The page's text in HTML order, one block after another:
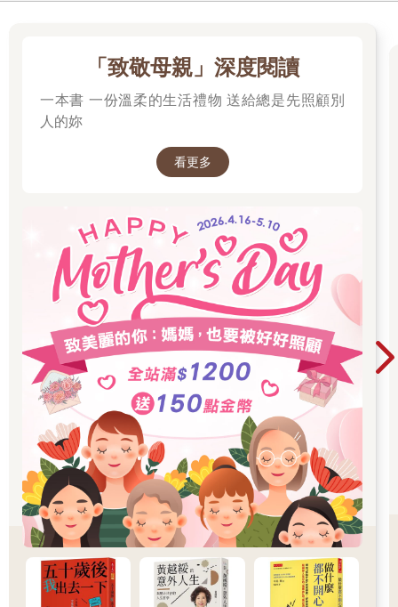
那些獨角鯨浮出海面，有幾隻頭朝下的游著，有一些正推擠著同
「牠們為什麼要敲長牙呢？」傑克說。
傑克大笑。
「其實科學家認為牠們可能利用長牙吸引配偶，或是交換訊
傑克看著獨角鯨在海中忽沉忽浮，試著計算牠們的數量：「一、
在海裡激烈的游來游去。
「怎麼了嗎？」安妮說。
「那個！」傑克說。
有片高高的背鰭穿過海灣，好像一面黑旗。
「是鯊魚嗎？」安妮大叫。
「不是，那樣子比鯊魚鰭大多了！」傑克說。
一頭巨大的鯨突然從海浪中一躍而出，露出黑色背部和白色腹
部。牠幾乎有一輛校車那麼大！那頭巨鯨「砰」的一聲落回海
中。
「是虎鯨——殺人鯨！」安妮大喊。
「而且不只一頭！」傑克說。
出現在海灣裡的巨大黑色背鰭，至少還有四片。那些殺人鯨正直
直游向獨角鯨群。
4 退後！
「快走，你們快走呀！」安妮對著獨角鯨大喊。她奔向海岸邊。
傑克跟著她跑。「快！快！快！」他用盡全力大叫。
獨角鯨再次潛入海面下。
虎鯨跟在牠們身後追逐，但這群巨大的掠食者當中，有一頭朝著
「致敬母親」深度閱讀
一本書 一份溫柔的生活禮物 送給總是先照顧別
人的妳
看更多